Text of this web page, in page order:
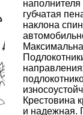
наполнителя
губчатая
наклона
Крестовина
и надежная.